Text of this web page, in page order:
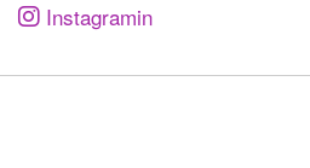
Instagramin